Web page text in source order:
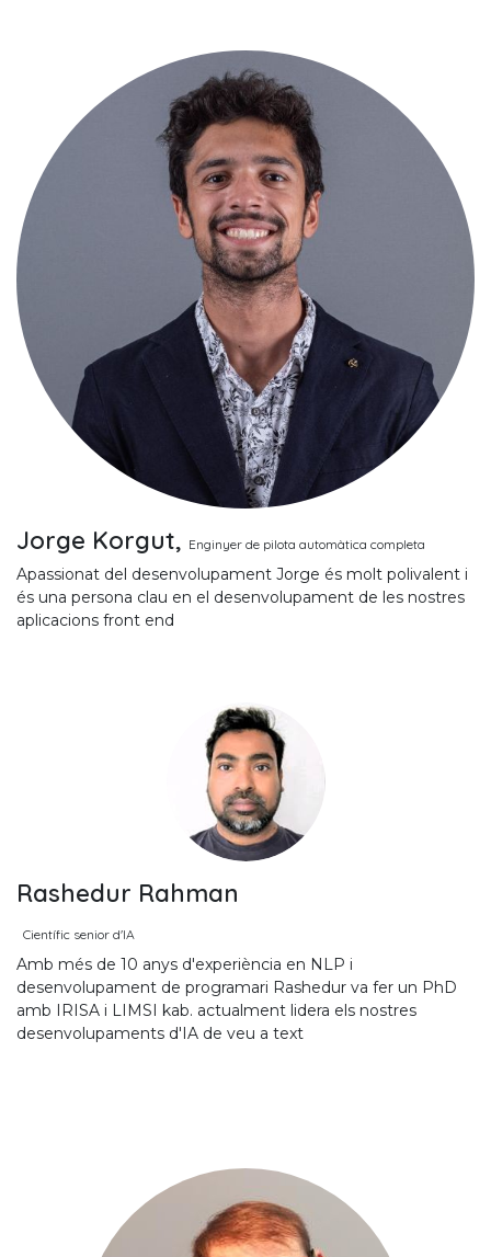
Jorge Korgut, Enginyer de pilota automàtica completa
Apassionat del desenvolupament Jorge és molt polivalent i
és una persona clau en el desenvolupament de les nostres
aplicacions front end
Rashedur Rahman
Científic senior d'IA
Amb més de 10 anys d'experiència en NLP i
desenvolupament de programari Rashedur va fer un PhD
amb IRISA i LIMSI kab. actualment lidera els nostres
desenvolupaments d'IA de veu a text